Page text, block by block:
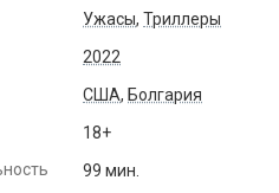
Ужасы, Триллеры
2022
США, Болгария
18+
99 мин.